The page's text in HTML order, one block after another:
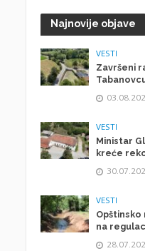
Najnovije objave
VESTI
Završeni
VESTI
Ministar
kreće
VESTI
na